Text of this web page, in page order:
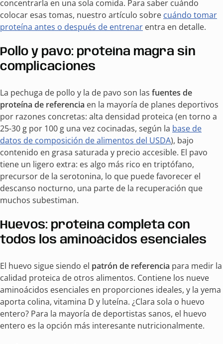
concentrarla en una sola comida. Para saber cuándo
colocar esas tomas, nuestro artículo sobre cuándo tomar
proteína antes o después de entrenar entra en detalle.
Pollo y pavo: proteína magra sin
complicaciones
La pechuga de pollo y la de pavo son las fuentes de
proteína de referencia en la mayoría de planes deportivos
por razones concretas: alta densidad proteica (en torno a
25-30 g por 100 g una vez cocinadas, según la base de
datos de composición de alimentos del USDA), bajo
contenido en grasa saturada y precio accesible. El pavo
tiene un ligero extra: es algo más rico en triptófano,
precursor de la serotonina, lo que puede favorecer el
descanso nocturno, una parte de la recuperación que
muchos subestiman.
Huevos: proteína completa con
todos los aminoácidos esenciales
El huevo sigue siendo el patrón de referencia para medir la
calidad proteica de otros alimentos. Contiene los nueve
aminoácidos esenciales en proporciones ideales, y la yema
aporta colina, vitamina D y luteína. ¿Clara sola o huevo
entero? Para la mayoría de deportistas sanos, el huevo
entero es la opción más interesante nutricionalmente.